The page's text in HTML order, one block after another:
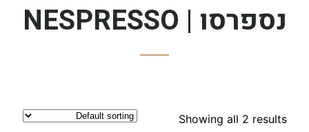
נספרסו | NESPRESSO
Showing all 2 results